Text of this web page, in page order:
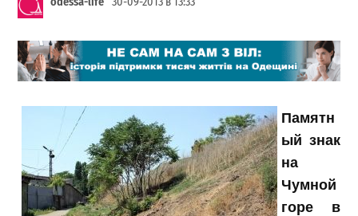
Памятн
ый знак
на
Чумной
горе в